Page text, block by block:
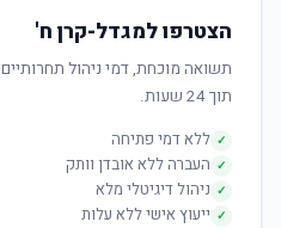
הצטרפו למגדל-קרן ח'
תשואה מוכחת, דמי ניהול
תוך 24 שעות.
✓ ללא דמי פתיחה
✓ העברה ללא אובדן וותק
✓ ניהול דיגיטלי מלא
✓ ייעוץ אישי ללא עלות